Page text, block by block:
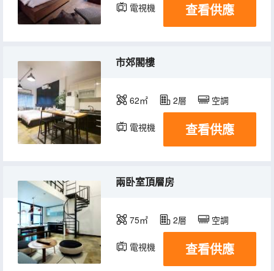
電視機 冰箱
查看供應
市郊閣樓
62㎡ 2層 空調
電視機 冰箱
查看供應
兩卧室頂層房
75㎡ 2層 空調
電視機 冰箱
查看供應